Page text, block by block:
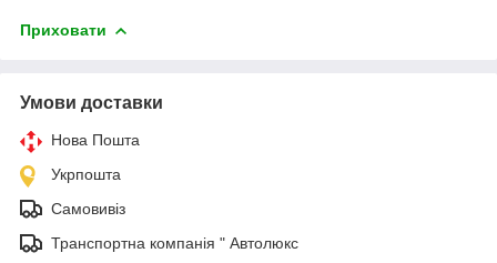
Приховати
Умови доставки
Нова Пошта
Укрпошта
Самовивіз
Транспортна компанія " Автолюкс